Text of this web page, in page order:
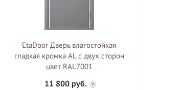
EtaDoor Дверь влагостойкая
гладкая кромка AL с двух сторон
цвет RAL7001
11 800 руб.
?